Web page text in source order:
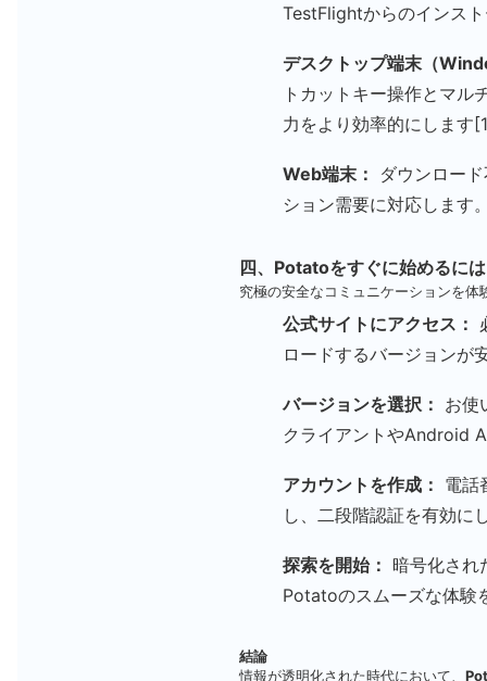
TestFlightからのインス
デスクトップ端末（
トカットキー操作とマル
力をより効率的にします
Web端末：
ダウンロー
ション需要に対応します
四、Potatoをすぐに始めるに
究極の安全なコミュニケーションを
公式サイトにアクセス：
ロードするバージョンが
バージョンを選択： お使
クライアントやAndroid
アカウントを作成： 電話
し、二段階認証を有効に
探索を開始： 暗号化され
Potatoのスムーズな体験
結論
情報が透明化された時代において、